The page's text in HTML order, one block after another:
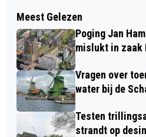
PONTJES
KNOLLENDAM EN
VAART
ENQUÊTE
ERVARINGEN VAN
Meest Gelezen
Poging Jan
mislukt in zaak
Vragen over
water bij de
Testen
strandt op